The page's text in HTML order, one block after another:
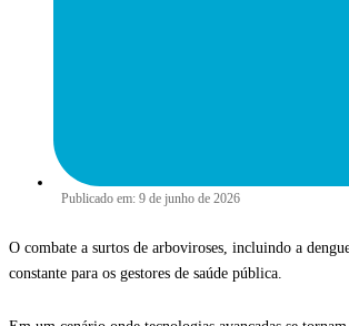
Publicado em: 9 de junho de 2026
O combate a surtos de arboviroses, incluindo a
constante para os gestores de saúde pública.